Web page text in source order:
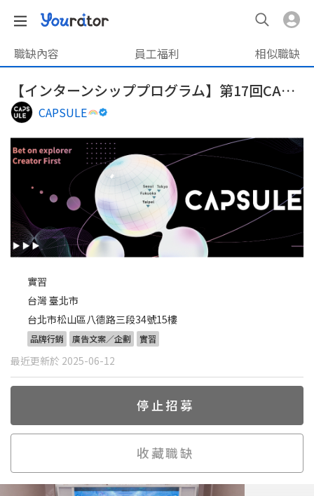
職缺內容 員工福利 相似職缺
【インターンシッププログラム】第17回CAPSULEインターンシッププログラム
CAPSULE
實習
台灣 臺北市
台北市松山區八德路三段34號15樓
品牌行銷 廣告文案／企劃 實習
最近更新於 2025-06-12
停止招募
收藏職缺